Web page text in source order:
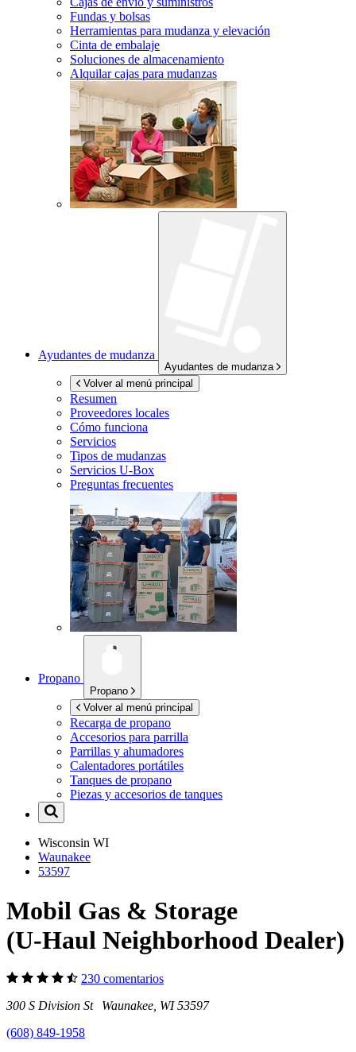
Fundas y bolsas
Herramientas para mudanza y elevación
Cinta de embalaje
Soluciones de almacenamiento
Alquilar cajas para mudanzas
Ayudantes de mudanza
Ayudantes de mudanza
Volver al menú principal
Resumen
Proveedores locales
Cómo funciona
Servicios
Tipos de mudanzas
Servicios U-Box
Preguntas frecuentes
Propano
Propano
Volver al menú principal
Recarga de propano
Accesorios para parrilla
Parrillas y ahumadores
Calentadores portátiles
Tanques de propano
Piezas y accesorios de tanques
Wisconsin WI
Waunakee
53597
Mobil Gas & Storage
(U-Haul Neighborhood Dealer)
230 comentarios
300 S Division St Waunakee, WI 53597
(608) 849-1958